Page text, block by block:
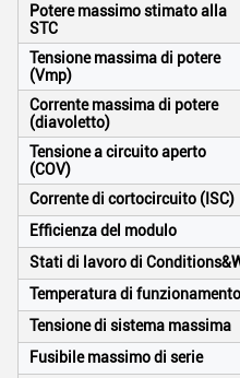
Potere massimo stimato alla
STC
Tensione massima di potere
(Vmp)
Corrente massima di potere
(diavoletto)
Tensione a circuito aperto
(COV)
Corrente di cortocircuito (ISC)
Efficienza del modulo
Stati di lavoro di
Temperatura di funzionamento
Tensione di sistema massima
Fusibile massimo di serie